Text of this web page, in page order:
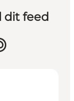
dit feed